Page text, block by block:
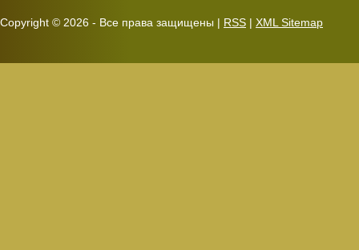
Copyright © 2026 - Все права защищены | RSS | XML Sitemap